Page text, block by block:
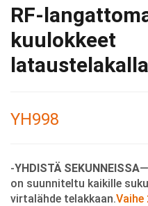
RF-
kuulokkeet
YH998
-YHDISTÄ SEKUNNEISSA
on suunniteltu kaikille
virtalähde telakkaan.Vaihe